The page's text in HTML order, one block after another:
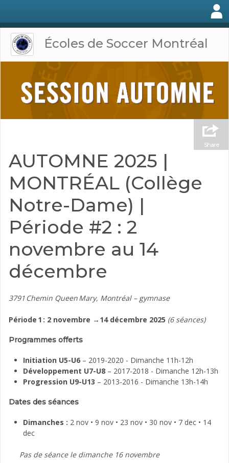
Écoles de Soccer Montréal
Share
AUTOMNE 2025 |
MONTRÉAL (Collège
Notre-Dame) |
Période #2 : 2
novembre au 14
décembre
3791 Chemin Queen Mary, Montréal – gymnase
Période 1 : 2 novembre →14 décembre 2025 (6 séances)
Programmes offerts
Initiation U5-U6 – 2019-2020 - Dimanche 11h-12h
Développement U7-U8 – 2017-2018 - Dimanche 12h-13h
Progression U9-U13 – 2013-2016 - Dimanche 13h-14h
Dates des séances
Dimanches : 2 nov • 9 nov • 23 nov • 30 nov • 7 dec • 14
dec
Pas de séance le dimanche 16 novembre